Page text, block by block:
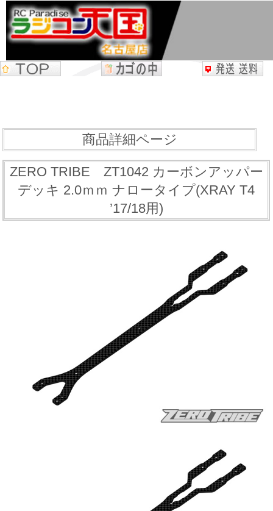
商品詳細ページ
ZERO TRIBE ZT1042 カーボンアッパー
デッキ 2.0ｍｍ ナロータイプ(XRAY T4
’17/18用)